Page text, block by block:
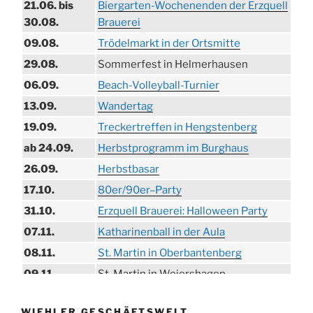
21.06. bis
30.08.
Biergarten-Wochenenden der Erzquell
Brauerei
09.08.
Trödelmarkt in der Ortsmitte
29.08.
Sommerfest in Helmerhausen
06.09.
Beach-Volleyball-Turnier
13.09.
Wandertag
19.09.
Treckertreffen in Hengstenberg
ab 24.09.
Herbstprogramm im Burghaus
26.09.
Herbstbasar
17.10.
80er/90er–Party
31.10.
Erzquell Brauerei: Halloween Party
07.11.
Katharinenball in der Aula
08.11.
St. Martin in Oberbantenberg
09.11.
St. Martin in Weiershagen